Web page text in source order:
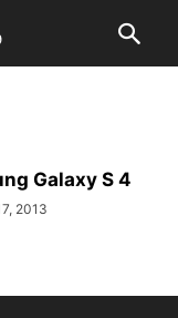
Galaxy S 4
2013